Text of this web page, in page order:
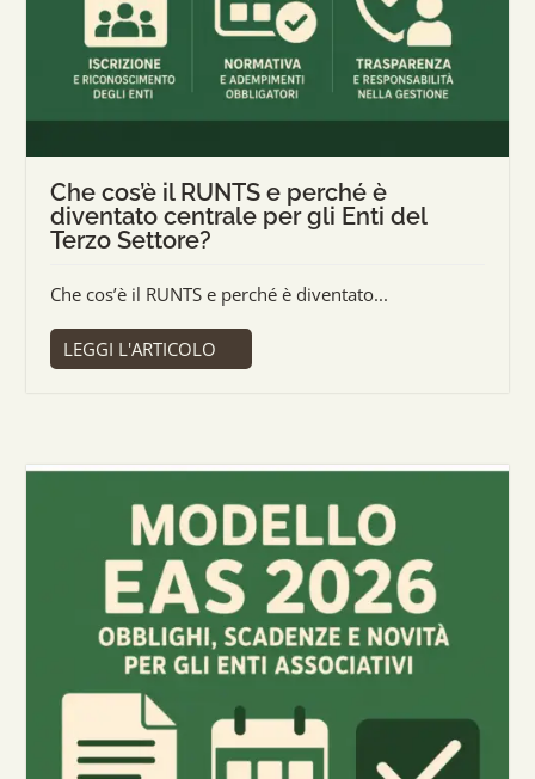
Che cos’è il RUNTS e perché è
diventato centrale per gli Enti del
Terzo Settore?
Che cos’è il RUNTS e perché è diventato...
LEGGI L'ARTICOLO